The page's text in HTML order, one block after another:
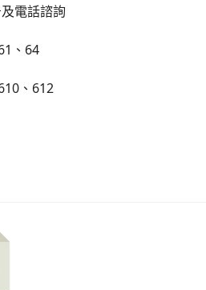
電話諮詢
、64
、612